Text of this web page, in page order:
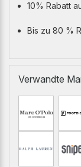
10% Rabatt
Bis zu 80 %
Verwandte